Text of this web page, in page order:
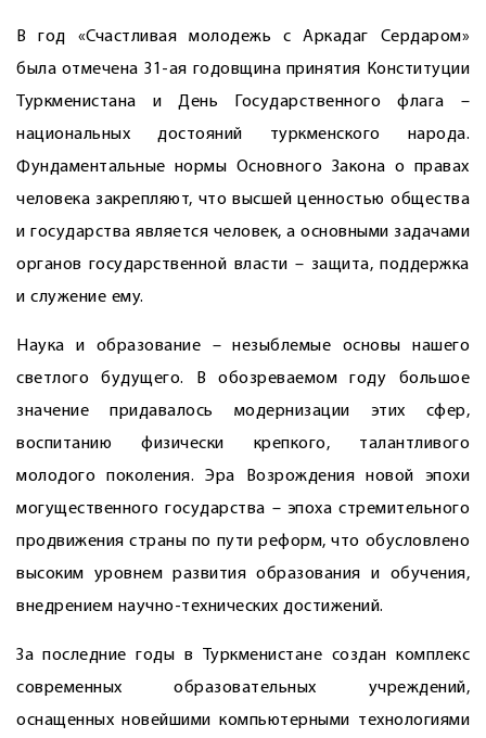
В год «Счастливая молодежь с Аркадаг Сердаром»
была отмечена 31-ая годовщина принятия Конституции
Туркменистана и День Государственного флага –
национальных достояний туркменского народа.
Фундаментальные нормы Основного Закона о правах
человека закрепляют, что высшей ценностью общества
и государства является человек, а основными задачами
органов государственной власти – защита, поддержка
и служение ему.
Наука и образование – незыблемые основы нашего
светлого будущего. В обозреваемом году большое
значение придавалось модернизации этих сфер,
воспитанию физически крепкого, талантливого
молодого поколения. Эра Возрождения новой эпохи
могущественного государства – эпоха стремительного
продвижения страны по пути реформ, что обусловлено
высоким уровнем развития образования и обучения,
внедрением научно-технических достижений.
За последние годы в Туркменистане создан комплекс
современных образовательных учреждений,
оснащенных новейшими компьютерными технологиями